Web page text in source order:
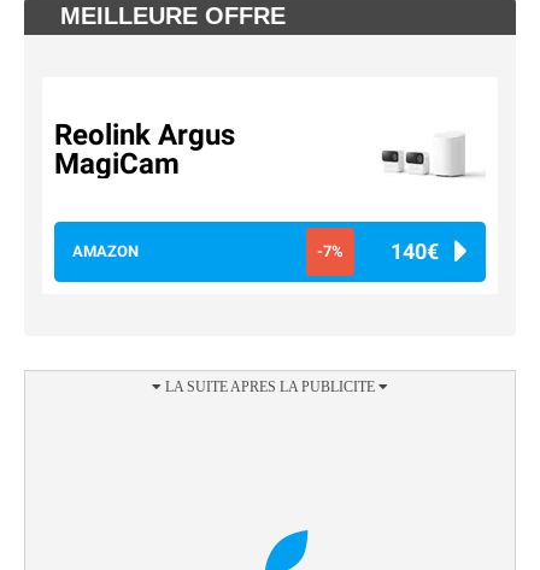
MEILLEURE OFFRE
Reolink Argus
MagiCam
AMAZON -7% 140€